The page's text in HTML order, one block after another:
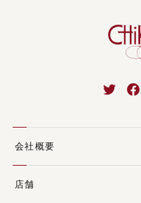
会社概要
店舗